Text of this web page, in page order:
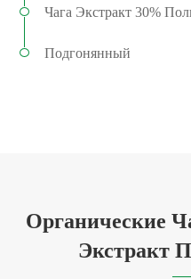
Чага Экстракт 30%
Подгонянный
Органические
Экстракт